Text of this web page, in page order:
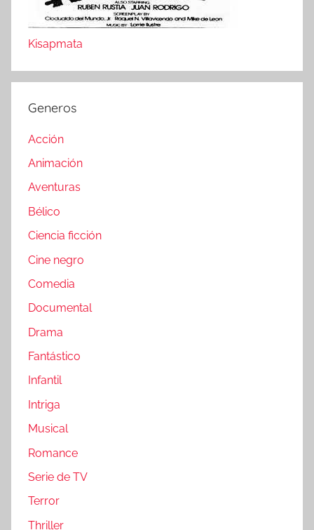
Kisapmata
Generos
Acción
Animación
Aventuras
Bélico
Ciencia ficción
Cine negro
Comedia
Documental
Drama
Fantástico
Infantil
Intriga
Musical
Romance
Serie de TV
Terror
Thriller